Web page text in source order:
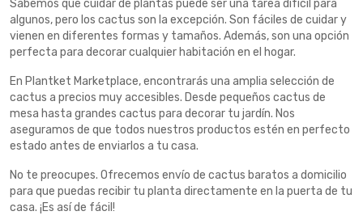
Sabemos que cuidar de plantas puede ser una tarea difícil para
algunos, pero los cactus son la excepción. Son fáciles de cuidar y
vienen en diferentes formas y tamaños. Además, son una opción
perfecta para decorar cualquier habitación en el hogar.
En Plantket Marketplace, encontrarás una amplia selección de
cactus a precios muy accesibles. Desde pequeños cactus de
mesa hasta grandes cactus para decorar tu jardín. Nos
aseguramos de que todos nuestros productos estén en perfecto
estado antes de enviarlos a tu casa.
No te preocupes. Ofrecemos envío de cactus baratos a domicilio
para que puedas recibir tu planta directamente en la puerta de tu
casa. ¡Es así de fácil!